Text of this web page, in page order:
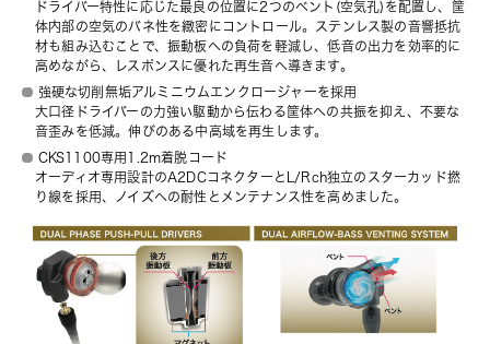
ドライバー特性に応じた最良の位置に2つのベント(空気孔)を配置し、筐
体内部の空気のバネ性を緻密にコントロール。ステンレス製の音響抵抗
材も組み込むことで、振動板への負荷を軽減し、低音の出力を効率的に
高めながら、レスポンスに優れた再生音へ導きます。
強硬な切削無垢アルミニウムエンクロージャーを採用
大口径ドライバーの力強い駆動から伝わる筐体への共振を抑え、不要な
音歪みを低減。伸びのある中高域を再生します。
CKS1100専用1.2m着脱コード
オーディオ専用設計のA2DCコネクタ ー とL/Rch独立のスターカッド撚
り線を採用、ノイズへの耐性とメンテナンス性を高めました。